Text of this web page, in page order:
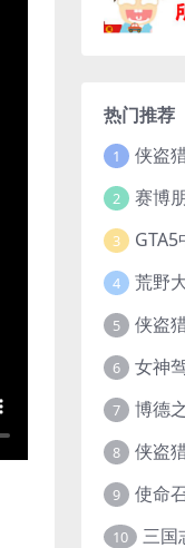
热门推荐
1
2
3
4
5
6
7
8
9
10